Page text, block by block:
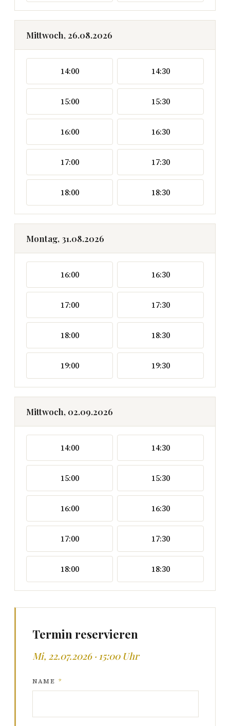
Mittwoch, 26.08.2026
14:00 14:30
15:00 15:30
16:00 16:30
17:00 17:30
18:00 18:30
Montag, 31.08.2026
16:00 16:30
17:00 17:30
18:00 18:30
19:00 19:30
Mittwoch, 02.09.2026
14:00 14:30
15:00 15:30
16:00 16:30
17:00 17:30
18:00 18:30
Termin reservieren
Mi, 22.07.2026 · 15:00 Uhr
NAME *